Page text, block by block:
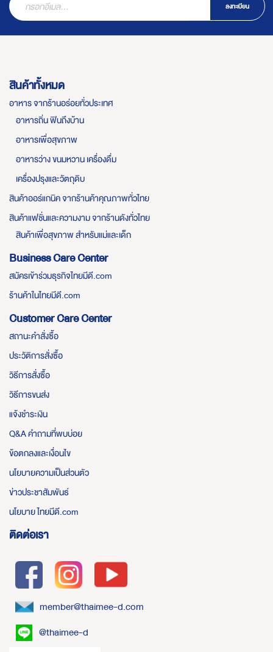
ลงทะเบียน
สินค้าทั้งหมด
อาหาร จากร้านอร่อยทั่วประเทศ
อาหารถิ่น ฟินถึงบ้าน
อาหารเพื่อสุขภาพ
อาหารว่าง ขนมหวาน เครื่องดื่ม
เครื่องปรุงและวัตถุดิบ
สินค้าออร์แกนิค จากร้านค้าคุณภาพทั่วไทย
สินค้าแฟชั่นและความงาม จากร้านดังทั่วไทย
สินค้าเพื่อสุขภาพ สำหรับแม่และเด็ก
Business Care Center
สมัครเข้าร่วมธุรกิจไทยมีดี.com
ร้านค้าในไทยมีดี.com
Customer Care Center
สถานะคำสั่งซื้อ
ประวัติการสั่งซื้อ
วิธีการสั่งซื้อ
วิธีการขนส่ง
แจ้งชำระเงิน
Q&A คำถามที่พบบ่อย
ข้อตกลงและเงื่อนไข
นโยบายความเป็นส่วนตัว
ข่าวประชาสัมพันธ์
นโยบาย ไทยมีดี.com
ติดต่อเรา
member@thaimee-d.com
@thaimee-d